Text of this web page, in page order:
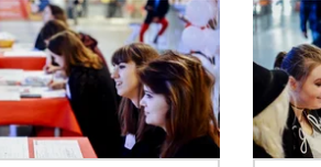
przewijane w poziomie. Użyj